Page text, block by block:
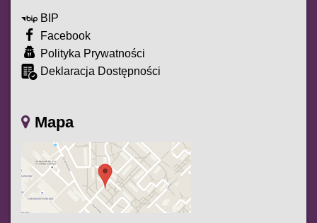
BIP
Facebook
Polityka Prywatności
Deklaracja Dostępności
Mapa